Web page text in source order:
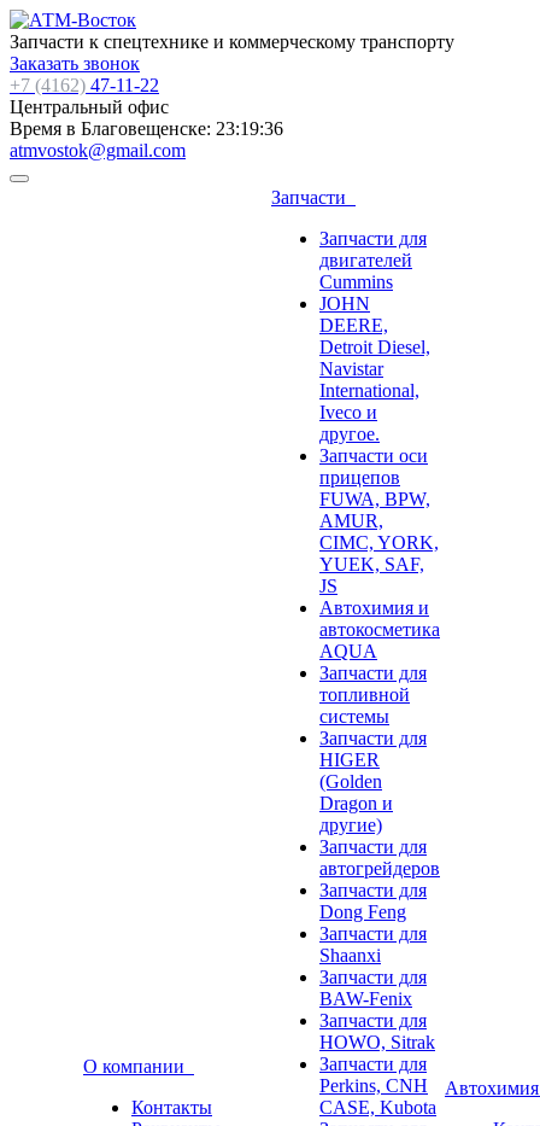
Запчасти к спецтехнике и коммерческому транспорту
Заказать звонок
+7 (4162) 47-11-22
Центральный офис
Время в Благовещенске: 23:19:36
atmvostok@gmail.com
О компании
Контакты
Запчасти
Запчасти для
двигателей
Cummins
JOHN
DEERE,
Detroit Diesel,
Navistar
International,
Iveco и
другое.
Запчасти оси
прицепов
FUWA, BPW,
AMUR,
CIMC, YORK,
YUEK, SAF,
JS
Автохимия и
автокосметика
AQUA
Запчасти для
топливной
системы
Запчасти для
HIGER
(Golden
Dragon и
другие)
Запчасти для
автогрейдеров
Запчасти для
Dong Feng
Запчасти для
Shaanxi
Запчасти для
BAW-Fenix
Запчасти для
HOWO, Sitrak
Запчасти для
Perkins, CNH
CASE, Kubota